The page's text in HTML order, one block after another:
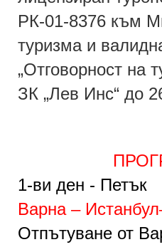
РК-01-8376 към
туризма и
„Отговорност на
ЗК „Лев Инс“ до
1-ви ден - Петък
Варна –
Отпътуване от